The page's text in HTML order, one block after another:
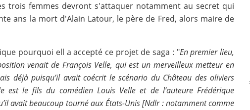
trois femmes devront s'attaquer notamment au secret qui
ans la mort d'Alain Latour, le père de Fred, alors maire de
pourquoi ell a accepté ce projet de saga : "En premier lieu,
venait de François Velle, qui est un merveilleux metteur en
déjà puisqu’il avait coécrit le scénario du Château des oliviers
est le fils du comédien Louis Velle et de l’auteure Frédérique
avait beaucoup tourné aux États-Unis [Ndlr : notamment comme